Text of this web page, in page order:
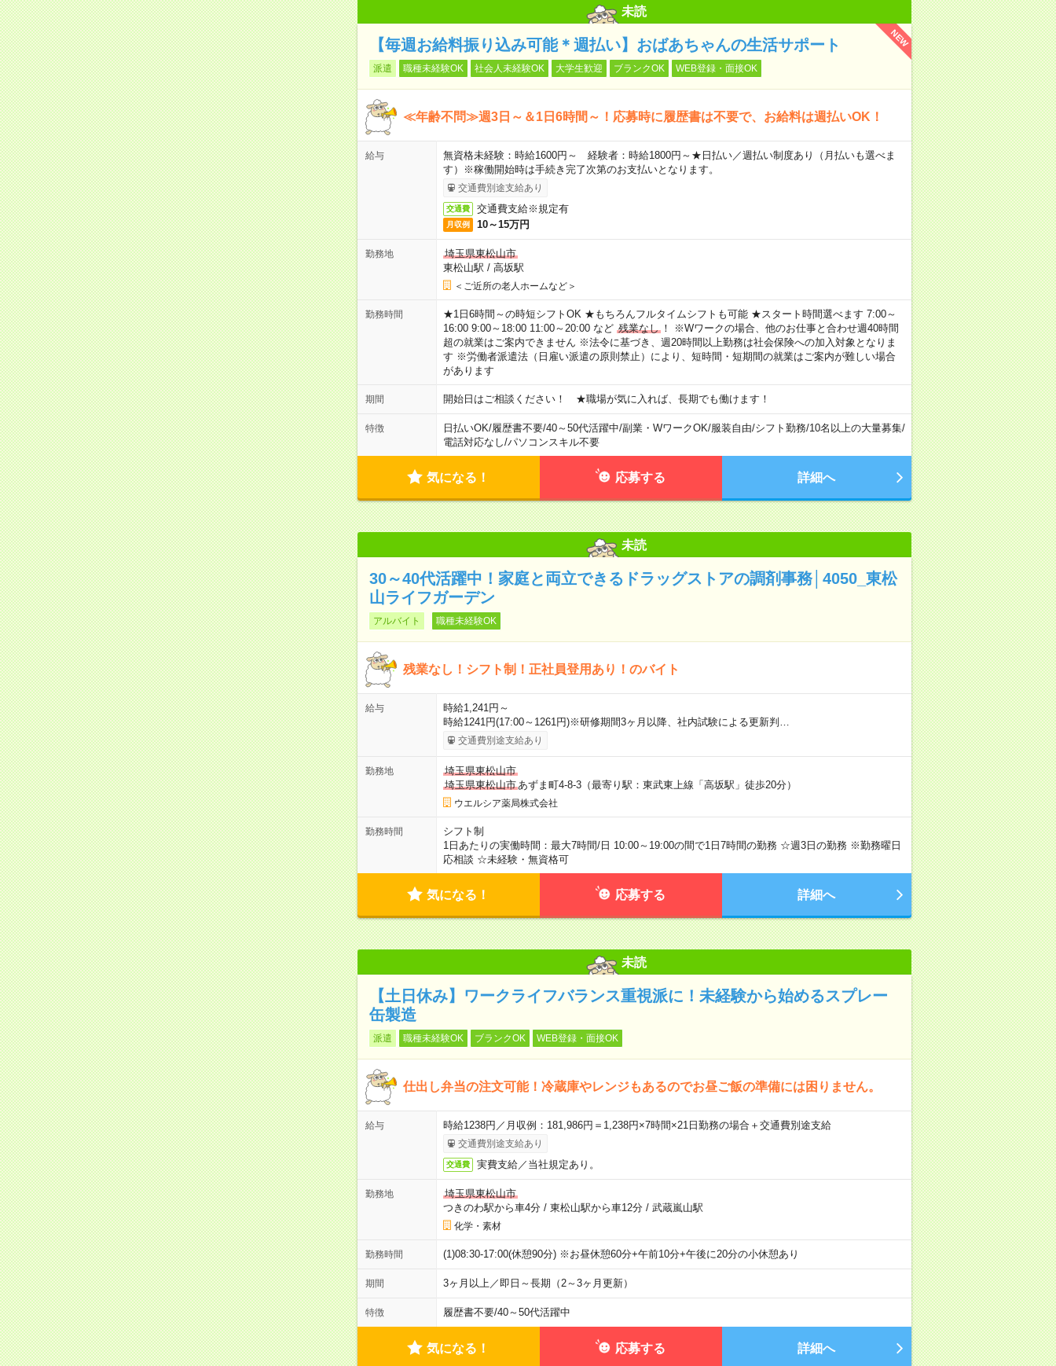
未読
NEW
【毎週お給料振り込み可能＊週払い】おばあちゃんの生活サポート
派遣 職種未経験OK 社会人未経験OK 大学生歓迎 ブランクOK WEB登録・面接OK
≪年齢不問≫週3日～＆1日6時間～！応募時に履歴書は不要で、お給料は週払いOK！
給与
無資格未経験：時給1600円～ 経験者：時給1800円～★日払い／週払い制度あり（月払いも選べま
す）※稼働開始時は手続き完了次第のお支払いとなります。
交通費別途支給あり
交通費 交通費支給※規定有
月収例 10～15万円
勤務地
埼玉県東松山市
東松山駅 / 高坂駅
＜ご近所の老人ホームなど＞
勤務時間
★1日6時間～の時短シフトOK ★もちろんフルタイムシフトも可能 ★スタート時間選べます 7:00～
16:00 9:00～18:00 11:00～20:00 など 残業なし！ ※Wワークの場合、他のお仕事と合わせ週40時間
超の就業はご案内できません ※法令に基づき、週20時間以上勤務は社会保険への加入対象となりま
す ※労働者派遣法（日雇い派遣の原則禁止）により、短時間・短期間の就業はご案内が難しい場合
があります
期間 開始日はご相談ください！ ★職場が気に入れば、長期でも働けます！
特徴 日払いOK/履歴書不要/40～50代活躍中/副業・WワークOK/服装自由/シフト勤務/10名以上の大量募集/
電話対応なし/パソコンスキル不要
気になる！ 応募する 詳細へ
未読
30～40代活躍中！家庭と両立できるドラッグストアの調剤事務│4050_東松
山ライフガーデン
アルバイト 職種未経験OK
残業なし！シフト制！正社員登用あり！のバイト
給与
時給1,241円～
時給1241円(17:00～1261円)※研修期間3ヶ月以降、社内試験による更新判…
交通費別途支給あり
勤務地
埼玉県東松山市
埼玉県東松山市あずま町4-8-3（最寄り駅：東武東上線「高坂駅」徒歩20分）
ウエルシア薬局株式会社
勤務時間
シフト制
1日あたりの実働時間：最大7時間/日 10:00～19:00の間で1日7時間の勤務 ☆週3日の勤務 ※勤務曜日
応相談 ☆未経験・無資格可
気になる！ 応募する 詳細へ
未読
【土日休み】ワークライフバランス重視派に！未経験から始めるスプレー
缶製造
派遣 職種未経験OK ブランクOK WEB登録・面接OK
仕出し弁当の注文可能！冷蔵庫やレンジもあるのでお昼ご飯の準備には困りません。
給与 時給1238円／月収例：181,986円＝1,238円×7時間×21日勤務の場合＋交通費別途支給
交通費別途支給あり
交通費 実費支給／当社規定あり。
勤務地
埼玉県東松山市
つきのわ駅から車4分/ 東松山駅から車12分/ 武蔵嵐山駅
化学・素材
勤務時間 (1)08:30-17:00(休憩90分) ※お昼休憩60分+午前10分+午後に20分の小休憩あり
期間 3ヶ月以上／即日～長期（2～3ヶ月更新）
特徴 履歴書不要/40～50代活躍中
気になる！ 応募する 詳細へ